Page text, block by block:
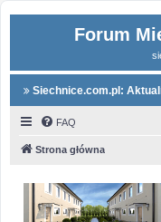
Forum
Siechnice.com.pl:
FAQ
Strona główna